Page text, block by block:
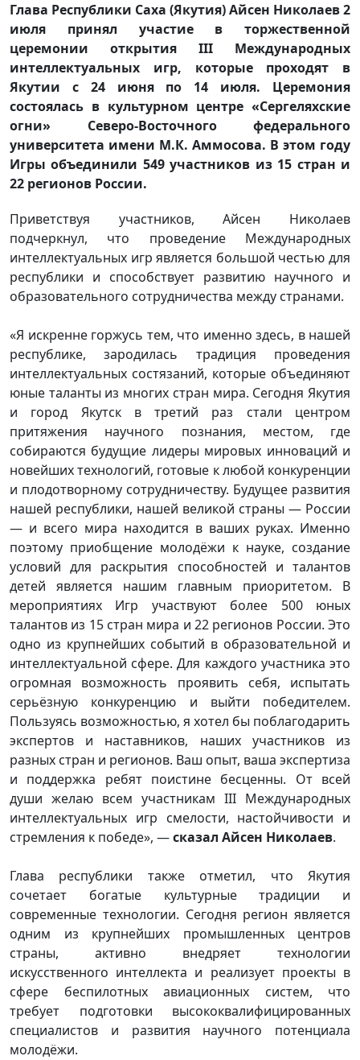
Глава Республики Саха (Якутия) Айсен Николаев 2
июля принял участие в торжественной
церемонии открытия III Международных
интеллектуальных игр, которые проходят в
Якутии с 24 июня по 14 июля. Церемония
состоялась в культурном центре «Сергеляхские
огни» Северо-Восточного федерального
университета имени М.К. Аммосова. В этом году
Игры объединили 549 участников из 15 стран и
22 регионов России.
Приветствуя участников, Айсен Николаев
подчеркнул, что проведение Международных
интеллектуальных игр является большой честью для
республики и способствует развитию научного и
образовательного сотрудничества между странами.
«Я искренне горжусь тем, что именно здесь, в нашей
республике, зародилась традиция проведения
интеллектуальных состязаний, которые объединяют
юные таланты из многих стран мира. Сегодня Якутия
и город Якутск в третий раз стали центром
притяжения научного познания, местом, где
собираются будущие лидеры мировых инноваций и
новейших технологий, готовые к любой конкуренции
и плодотворному сотрудничеству. Будущее развития
нашей республики, нашей великой страны — России
— и всего мира находится в ваших руках. Именно
поэтому приобщение молодёжи к науке, создание
условий для раскрытия способностей и талантов
детей является нашим главным приоритетом. В
мероприятиях Игр участвуют более 500 юных
талантов из 15 стран мира и 22 регионов России. Это
одно из крупнейших событий в образовательной и
интеллектуальной сфере. Для каждого участника это
огромная возможность проявить себя, испытать
серьёзную конкуренцию и выйти победителем.
Пользуясь возможностью, я хотел бы поблагодарить
экспертов и наставников, наших участников из
разных стран и регионов. Ваш опыт, ваша экспертиза
и поддержка ребят поистине бесценны. От всей
души желаю всем участникам III Международных
интеллектуальных игр смелости, настойчивости и
стремления к победе», —сказал Айсен Николаев.
Глава республики также отметил, что Якутия
сочетает богатые культурные традиции и
современные технологии. Сегодня регион является
одним из крупнейших промышленных центров
страны, активно внедряет технологии
искусственного интеллекта и реализует проекты в
сфере беспилотных авиационных систем, что
требует подготовки высококвалифицированных
специалистов и развития научного потенциала
молодёжи.